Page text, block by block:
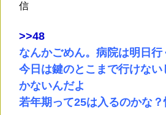
信
>>48
なんかごめん。病院は明日行
今日は鍵のとこまで行けない
かないんだよ
若年期って25は入るのかな